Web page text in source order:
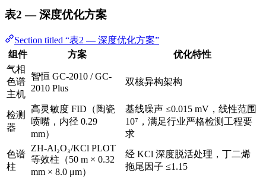
表2 — 深度优化方案
Section titled “表2 — 深度优化方案”
组件
方案
优化特性
气相
色谱
主机
智恒 GC-2010 / GC-
2010 Plus
双核异构架构
检测
器
高灵敏度 FID（陶瓷
喷嘴，内径 0.29
mm）
基线噪声 ≤0.015 mV，线性范围
10⁷，满足行业严格检测工程要
求
色谱
柱
ZH-Al₂O₃/KCl PLOT
等效柱（50 m × 0.32
mm × 8.0 μm）
经 KCl 深度脱活处理，丁二烯
拖尾因子 ≤1.15